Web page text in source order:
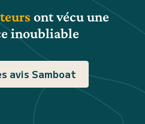
ont vécu une
inoubliable
avis Samboat